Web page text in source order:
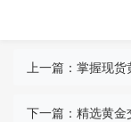
上一篇： 掌握现货
下一篇： 精选黄金